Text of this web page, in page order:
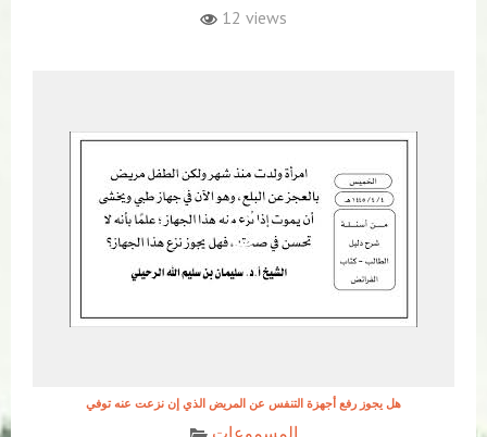
12 views
هل يجوز رفع أجهزة التنفس عن المريض الذي إن نزعت عنه توفي